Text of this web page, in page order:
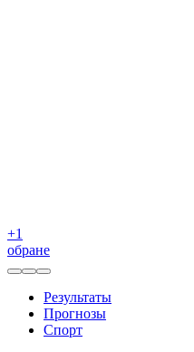
+1
обране
Результаты
Прогнозы
Спорт